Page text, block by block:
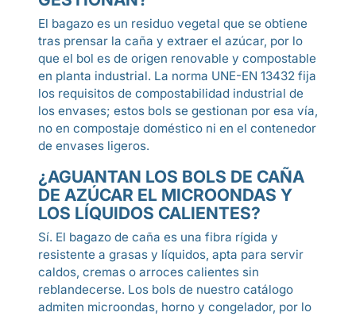
El bagazo es un residuo vegetal que se obtiene
tras prensar la caña y extraer el azúcar, por lo
que el bol es de origen renovable y compostable
en planta industrial. La norma UNE-EN 13432 fija
los requisitos de compostabilidad industrial de
los envases; estos bols se gestionan por esa vía,
no en compostaje doméstico ni en el contenedor
de envases ligeros.
¿AGUANTAN LOS BOLS DE CAÑA
DE AZÚCAR EL MICROONDAS Y
LOS LÍQUIDOS CALIENTES?
Sí. El bagazo de caña es una fibra rígida y
resistente a grasas y líquidos, apta para servir
caldos, cremas o arroces calientes sin
reblandecerse. Los bols de nuestro catálogo
admiten microondas, horno y congelador, por lo